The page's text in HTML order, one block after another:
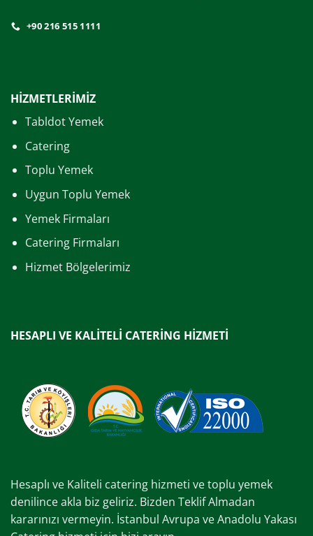
+90 216 515 1111
HİZMETLERİMİZ
Tabldot Yemek
Catering
Toplu Yemek
Uygun Toplu Yemek
Yemek Firmaları
Catering Firmaları
Hizmet Bölgelerimiz
HESAPLI VE KALİTELİ CATERİNG HİZMETİ
Hesaplı ve Kaliteli catering hizmeti ve toplu yemek
denilince akla biz geliriz. Bizden Teklif Almadan
kararınızı vermeyin. İstanbul Avrupa ve Anadolu Yakası